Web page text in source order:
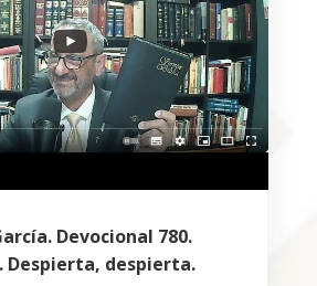
Devocional 780.
Despierta, despierta.